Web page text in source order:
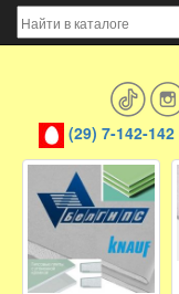
(29) 7-142-142